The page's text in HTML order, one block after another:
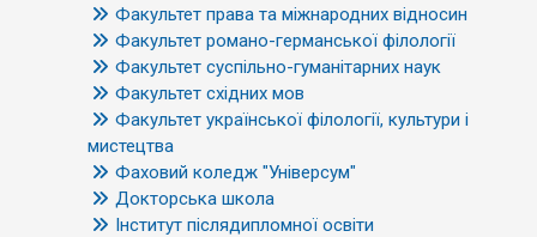
Факультет права та міжнародних відносин
Факультет романо-германської філології
Факультет суспільно-гуманітарних наук
Факультет східних мов
Факультет української філології, культури і
мистецтва
Фаховий коледж "Універсум"
Докторська школа
Інститут післядипломної освіти